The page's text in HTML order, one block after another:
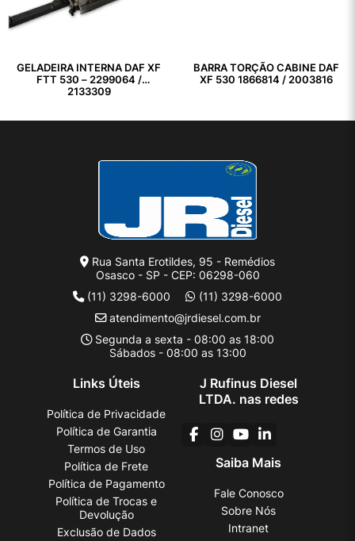
GELADEIRA INTERNA DAF XF
FTT 530 – 2299064 /
2133309
BARRA TORÇÃO CABINE DAF
XF 530 1866814 / 2003816
Rua Santa Erotildes, 95 - Remédios
Osasco - SP - CEP: 06298-060
(11) 3298-6000
(11) 3298-6000
atendimento@jrdiesel.com.br
Segunda a sexta - 08:00 as 18:00
Sábados - 08:00 as 13:00
Links Úteis
Política de Privacidade
Política de Garantia
Termos de Uso
Política de Frete
Política de Pagamento
Política de Trocas e
Devolução
Exclusão de Dados
J Rufinus Diesel
LTDA. nas redes
Saiba Mais
Fale Conosco
Sobre Nós
Intranet